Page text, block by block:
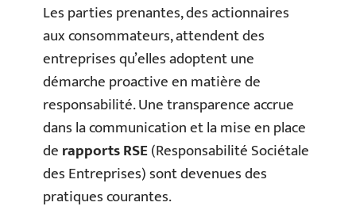
Les parties prenantes, des actionnaires
aux consommateurs, attendent des
entreprises qu’elles adoptent une
démarche proactive en matière de
responsabilité. Une transparence accrue
dans la communication et la mise en place
derapports RSE(Responsabilité Sociétale
des Entreprises) sont devenues des
pratiques courantes.